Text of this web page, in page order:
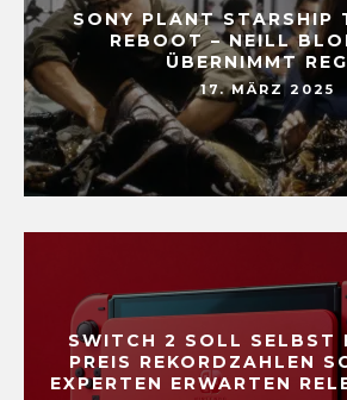
SONY PLANT STARSHIP
REBOOT – NEILL
ÜBERNIMMT
17. MÄRZ 2025
SWITCH 2 SOLL SELBST
PREIS REKORDZAHLEN
EXPERTEN ERWARTEN